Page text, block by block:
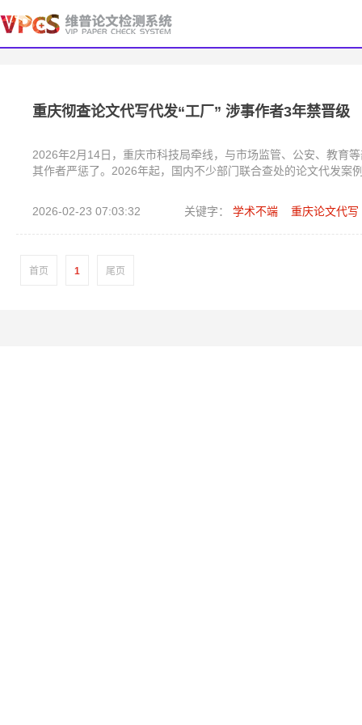
重庆彻查论文代写代发“工厂” 涉事作者3年禁晋级
2026年2月14日，重庆市科技局牵线，与市场监管、公安、教育
其作者严惩了。2026年起，国内不少部门联合查处的论文代发案
2026-02-23 07:03:32 关键字： 学术不端 重庆论文代写
首页 1 尾页